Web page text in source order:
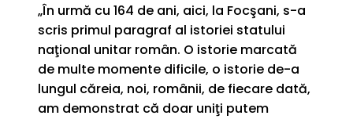
„În urmă cu 164 de ani, aici, la Focşani, s-a
scris primul paragraf al istoriei statului
naţional unitar român. O istorie marcată
de multe momente dificile, o istorie de-a
lungul căreia, noi, românii, de fiecare dată,
am demonstrat că doar uniţi putem